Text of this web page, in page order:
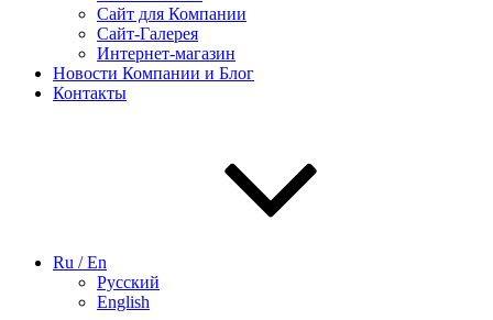
Сайт для Компании
Сайт-Галерея
Интернет-магазин
Новости Компании и Блог
Контакты
Ru / En
Русский
English